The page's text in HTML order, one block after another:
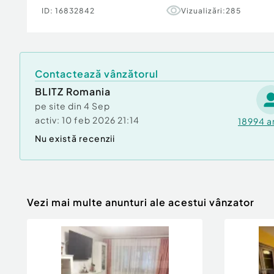
Pentru mai multe detalii, va asteptam cu drag
Tip imobil:Casă/Vilă
ID: 16832842 Vizualizări: 285
Contactează vânzătorul
BLITZ Romania
pe site din 4 Sep
activ: 10 feb 2026 21:14 18994
Nu există recenzii
Vezi mai multe anunturi ale acestui vânzator